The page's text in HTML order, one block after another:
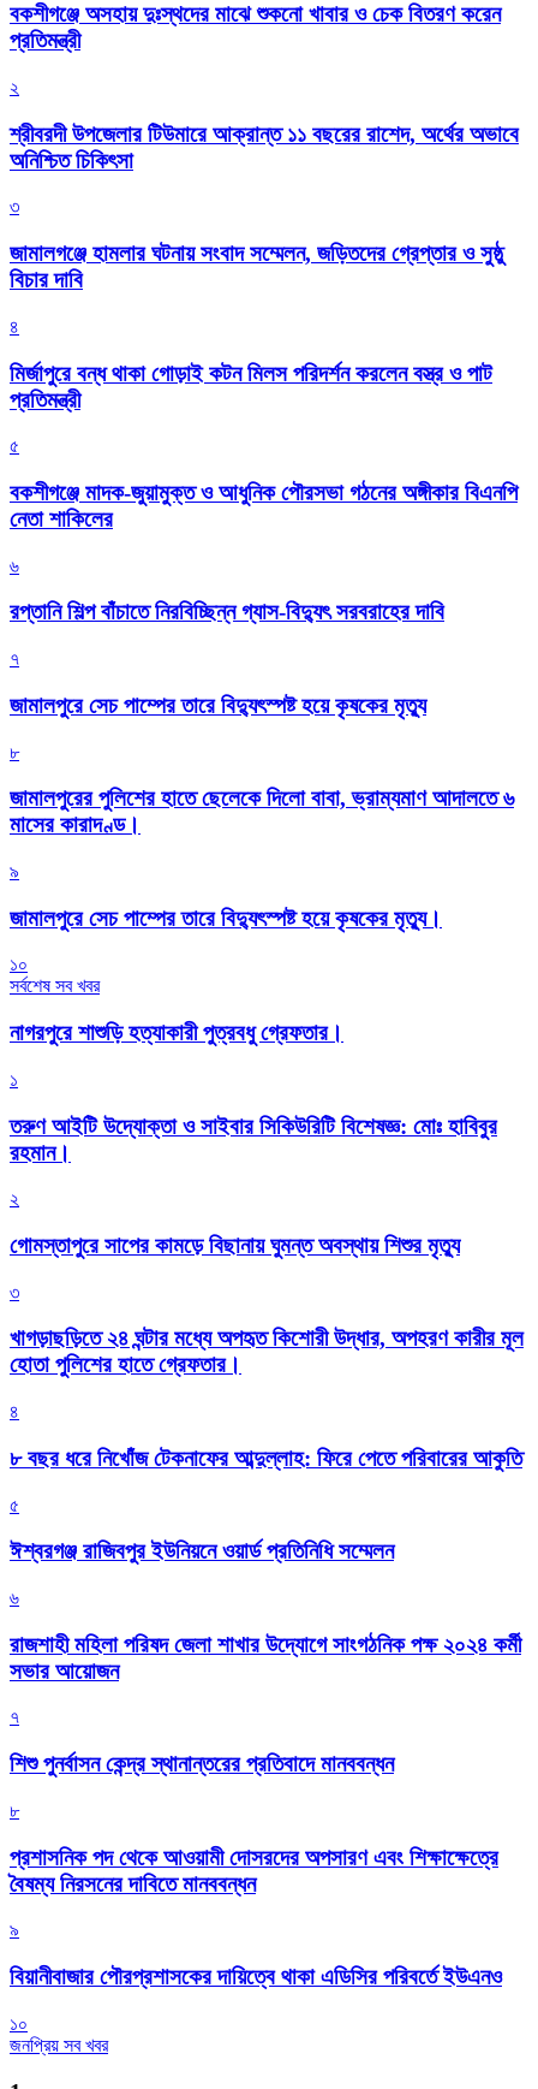
বকশীগঞ্জে অসহায় দুঃস্থদের মাঝে শুকনো খাবার ও চেক বিতরণ করেন
প্রতিমন্ত্রী
২
শ্রীবরদী উপজেলার টিউমারে আক্রান্ত ১১ বছরের রাশেদ, অর্থের অভাবে
অনিশ্চিত চিকিৎসা
৩
জামালগঞ্জে হামলার ঘটনায় সংবাদ সম্মেলন, জড়িতদের গ্রেপ্তার ও সুষ্ঠু
বিচার দাবি
৪
মির্জাপুরে বন্ধ থাকা গোড়াই কটন মিলস পরিদর্শন করলেন বস্ত্র ও পাট
প্রতিমন্ত্রী
৫
বকশীগঞ্জে মাদক-জুয়ামুক্ত ও আধুনিক পৌরসভা গঠনের অঙ্গীকার বিএনপি
নেতা শাকিলের
৬
রপ্তানি শিল্প বাঁচাতে নিরবিচ্ছিন্ন গ্যাস-বিদ্যুৎ সরবরাহের দাবি
৭
জামালপুরে সেচ পাম্পের তারে বিদ্যুৎস্পষ্ট হয়ে কৃষকের মৃত্যু
৮
জামালপুরের পুলিশের হাতে ছেলেকে দিলো বাবা, ভ্রাম্যমাণ আদালতে ৬
মাসের কারাদণ্ড।
৯
জামালপুরে সেচ পাম্পের তারে বিদ্যুৎস্পষ্ট হয়ে কৃষকের মৃত্যু।
১০
সর্বশেষ সব খবর
নাগরপুরে শাশুড়ি হত্যাকারী পুত্রবধু গ্রেফতার।
১
তরুণ আইটি উদ্যোক্তা ও সাইবার সিকিউরিটি বিশেষজ্ঞ: মোঃ হাবিবুর
রহমান।
২
গোমস্তাপুরে সাপের কামড়ে বিছানায় ঘুমন্ত অবস্থায় শিশুর মৃত্যু
৩
খাগড়াছড়িতে ২৪ ঘন্টার মধ্যে অপহৃত কিশোরী উদ্ধার, অপহরণ কারীর মূল
হোতা পুলিশের হাতে গ্রেফতার।
৪
৮ বছর ধরে নিখোঁজ টেকনাফের আব্দুল্লাহ: ফিরে পেতে পরিবারের আকুতি
৫
ঈশ্বরগঞ্জ রাজিবপুর ইউনিয়নে ওয়ার্ড প্রতিনিধি সম্মেলন
৬
রাজশাহী মহিলা পরিষদ জেলা শাখার উদ্যোগে সাংগঠনিক পক্ষ ২০২৪ কর্মী
সভার আয়োজন
৭
শিশু পুনর্বাসন কেন্দ্র স্থানান্তরের প্রতিবাদে মানববন্ধন
৮
প্রশাসনিক পদ থেকে আওয়ামী দোসরদের অপসারণ এবং শিক্ষাক্ষেত্রে
বৈষম্য নিরসনের দাবিতে মানববন্ধন
৯
বিয়ানীবাজার পৌরপ্রশাসকের দায়িত্বে থাকা এডিসির পরিবর্তে ইউএনও
১০
জনপ্রিয় সব খবর